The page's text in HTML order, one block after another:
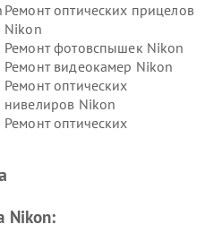
Ремонт оптических прицелов
Nikon
Ремонт фотовспышек Nikon
Ремонт видеокамер Nikon
Ремонт оптических
нивелиров Nikon
Ремонт оптических
Nikon: